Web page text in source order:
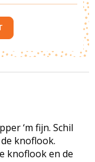
‘m fijn. Schil
knoflook.
knoflook en de